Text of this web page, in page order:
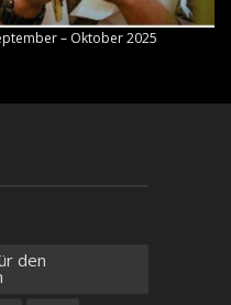
– Oktober 2025
den